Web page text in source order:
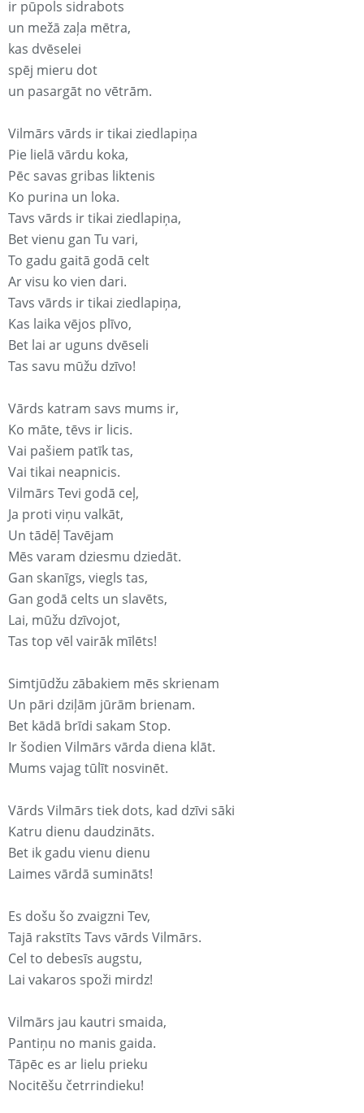
ir pūpols sidrabots
un mežā zaļa mētra,
kas dvēselei
spēj mieru dot
un pasargāt no vētrām.
Vilmārs vārds ir tikai ziedlapiņa
Pie lielā vārdu koka,
Pēc savas gribas liktenis
Ko purina un loka.
Tavs vārds ir tikai ziedlapiņa,
Bet vienu gan Tu vari,
To gadu gaitā godā celt
Ar visu ko vien dari.
Tavs vārds ir tikai ziedlapiņa,
Kas laika vējos plīvo,
Bet lai ar uguns dvēseli
Tas savu mūžu dzīvo!
Vārds katram savs mums ir,
Ko māte, tēvs ir licis.
Vai pašiem patīk tas,
Vai tikai neapnicis.
Vilmārs Tevi godā ceļ,
Ja proti viņu valkāt,
Un tādēļ Tavējam
Mēs varam dziesmu dziedāt.
Gan skanīgs, viegls tas,
Gan godā celts un slavēts,
Lai, mūžu dzīvojot,
Tas top vēl vairāk mīlēts!
Simtjūdžu zābakiem mēs skrienam
Un pāri dziļām jūrām brienam.
Bet kādā brīdi sakam Stop.
Ir šodien Vilmārs vārda diena klāt.
Mums vajag tūlīt nosvinēt.
Vārds Vilmārs tiek dots, kad dzīvi sāki
Katru dienu daudzināts.
Bet ik gadu vienu dienu
Laimes vārdā sumināts!
Es došu šo zvaigzni Tev,
Tajā rakstīts Tavs vārds Vilmārs.
Cel to debesīs augstu,
Lai vakaros spoži mirdz!
Vilmārs jau kautri smaida,
Pantiņu no manis gaida.
Tāpēc es ar lielu prieku
Nocitēšu četrrindieku!